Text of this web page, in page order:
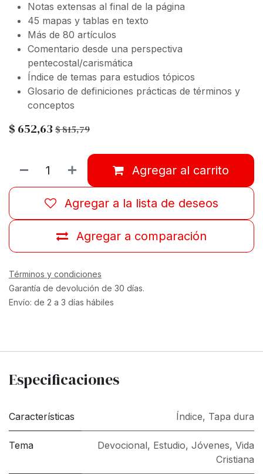
Notas extensas al final de la página
45 mapas y tablas en texto
Más de 80 artículos
Comentario desde una perspectiva
pentecostal/carismática
Índice de temas para estudios tópicos
Glosario de definiciones prácticas de términos y
conceptos
$ 652,63 $815,79
Agregar al carrito
Agregar a comparación
Agregar a la lista de deseos
Términos y condiciones
Garantía de devolución de 30 días.
Envío: de 2 a 3 días hábiles
Especificaciones
Características Índice, Tapa dura
Tema Devocional, Estudio, Jóvenes, Vida
Cristiana